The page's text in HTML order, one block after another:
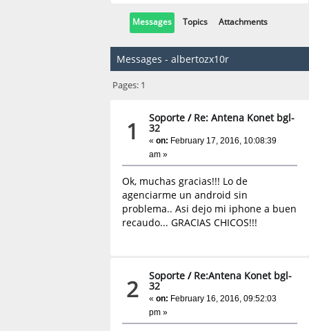
Messages Topics Attachments
Messages - albertozx10r
Pages: 1
1 Soporte / Re: Antena Konet bgl-
32
«on: February 17, 2016, 10:08:39
am »
Ok, muchas gracias!!! Lo de
agenciarme un android sin
problema.. Asi dejo mi iphone a buen
recaudo... GRACIAS CHICOS!!!
2 Soporte / Re:Antena Konet bgl-
32
«on: February 16, 2016, 09:52:03
pm »